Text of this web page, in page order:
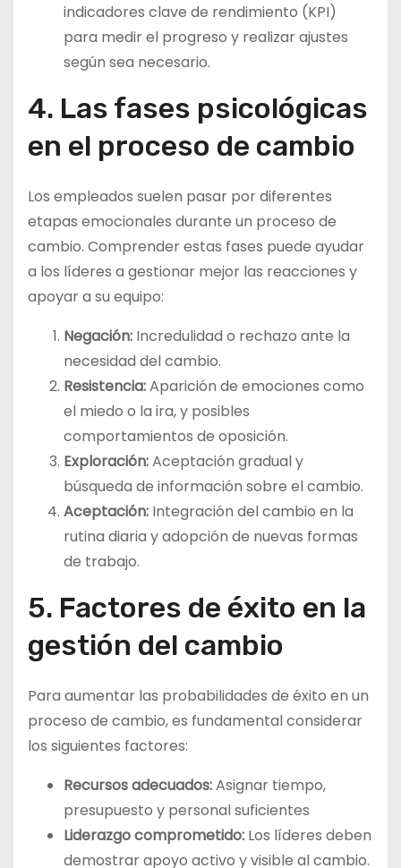
indicadores clave de rendimiento (KPI)
para medir el progreso y realizar ajustes
según sea necesario.
4. Las fases psicológicas
en el proceso de cambio
Los empleados suelen pasar por diferentes
etapas emocionales durante un proceso de
cambio. Comprender estas fases puede ayudar
a los líderes a gestionar mejor las reacciones y
apoyar a su equipo:
Negación: Incredulidad o rechazo ante la
necesidad del cambio.
Resistencia:Aparición de emociones como
el miedo o la ira, y posibles
comportamientos de oposición.
Exploración:Aceptación gradual y
búsqueda de información sobre el cambio.
Aceptación: Integración del cambio en la
rutina diaria y adopción de nuevas formas
de trabajo.
5. Factores de éxito en la
gestión del cambio
Para aumentar las probabilidades de éxito en un
proceso de cambio, es fundamental considerar
los siguientes factores:
Recursos adecuados:Asignar tiempo,
presupuesto y personal suficientes
Liderazgo comprometido: Los líderes deben
demostrar apoyo activo y visible al cambio.